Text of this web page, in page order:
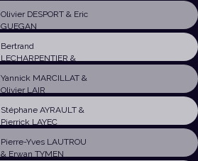
Olivier DESPORT& Eric
GUEGAN
Bertrand
LECHARPENTIER &
Yannick MARCILLAT&
Olivier LAIR
Stéphane AYRAULT&
Pierrick LAYEC
Pierre-Yves LAUTROU
& Erwan TYMEN